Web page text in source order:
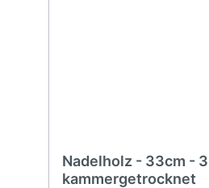
Nadelholz - 33cm -
kammergetrocknet